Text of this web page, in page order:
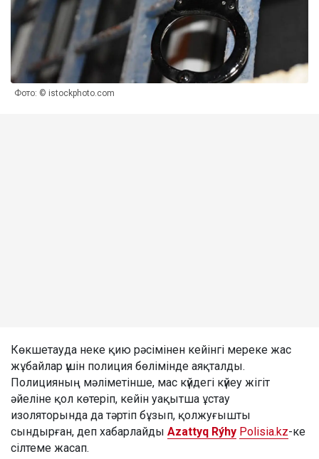
Фото: © istockphoto.com
Көкшетауда неке қию рәсімінен кейінгі мереке жас
жұбайлар үшін полиция бөлімінде аяқталды.
Полицияның мәліметінше, мас күйдегі күйеу жігіт
әйеліне қол көтеріп, кейін уақытша ұстау
изоляторында да тәртіп бұзып, қолжуғышты
сындырған, деп хабарлайды Azattyq Rýhy Polisia.kz-ке
сілтеме жасап.